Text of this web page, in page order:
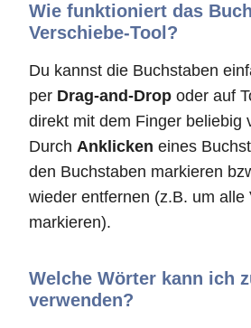
Wie funktioniert das
Verschiebe-Tool?
Du kannst die Buchstaben
per Drag-and-Drop oder auf
direkt mit dem Finger beliebig
Durch Anklicken eines
den Buchstaben markieren
wieder entfernen (z.B. um alle
markieren).
Welche Wörter kann ich
verwenden?